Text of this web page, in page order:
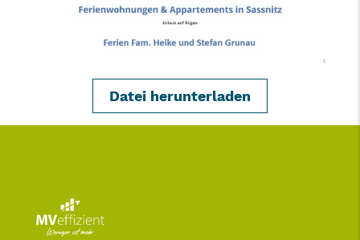
Datei herunterladen